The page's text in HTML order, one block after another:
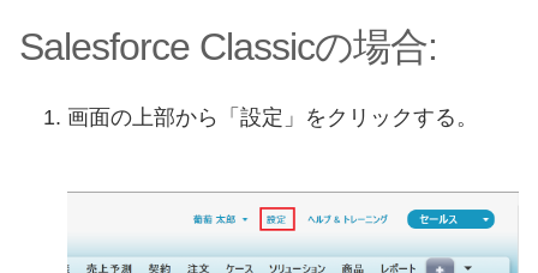
Salesforce Classicの場合:
画面の上部から「設定」をクリックする。